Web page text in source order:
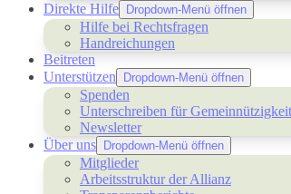
Direkte Hilfe
Dropdown-Menü öffnen
Hilfe bei Rechtsfragen
Handreichungen
Beitreten
Unterstützen
Dropdown-Menü öffnen
Spenden
Unterschreiben für Gemeinnützigkeit
Newsletter
Über uns
Dropdown-Menü öffnen
Mitglieder
Arbeitsstruktur der Allianz